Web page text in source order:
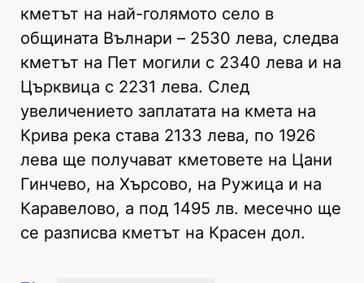
кметът на най-голямото село в
общината Вълнари – 2530 лева, следва
кметът на Пет могили с 2340 лева и на
Църквица с 2231 лева. След
увеличението заплатата на кмета на
Крива река става 2133 лева, по 1926
лева ще получават кметовете на Цани
Гинчево, на Хърсово, на Ружица и на
Каравелово, а под 1495 лв. месечно ще
се разписва кметът на Красен дол.